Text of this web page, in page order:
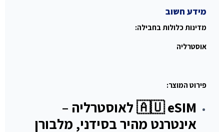
מידע חשוב
מדינות כלולות בחבילה:
אוסטרליה
פירוט המוצר:
🇦🇺 eSIM לאוסטרליה –
אינטרנט מהיר בסידני, מלבורן